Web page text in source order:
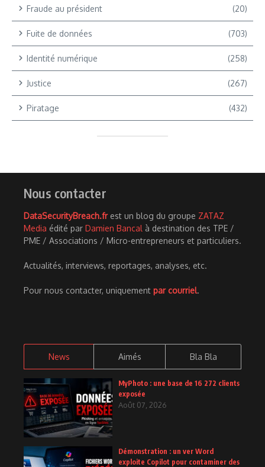
Fraude au président (20)
Fuite de données (703)
Identité numérique (258)
Justice (267)
Piratage (432)
Nous contacter
DataSecurityBreach.frest un blog du groupe ZATAZ
Media édité par Damien Bancal à destination des TPE /
PME / Associations / Micro-entrepreneurs et particuliers.
Actualités, interviews, reportages, analyses, etc.
Pour nous contacter, uniquement par courriel.
News Aimés Bla Bla
MyPhoto : une base de 16 272 clients
exposée
Août 07, 2026
Démonstration : un ver Word
exploite Copilot pour contaminer des